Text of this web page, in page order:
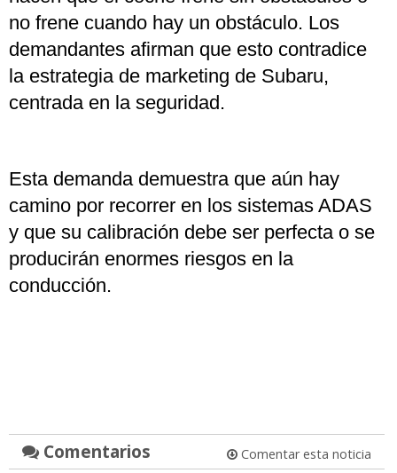
no frene cuando hay un obstáculo. Los
demandantes afirman que esto contradice
la estrategia de marketing de Subaru,
centrada en la seguridad.
Esta demanda demuestra que aún hay
camino por recorrer en los sistemas ADAS
y que su calibración debe ser perfecta o se
producirán enormes riesgos en la
conducción.
Comentarios Comentar esta noticia